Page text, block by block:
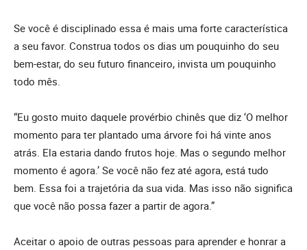
Se você é disciplinado essa é mais uma forte característica
a seu favor. Construa todos os dias um pouquinho do seu
bem-estar, do seu futuro financeiro, invista um pouquinho
todo mês.
“Eu gosto muito daquele provérbio chinês que diz ‘O melhor
momento para ter plantado uma árvore foi há vinte anos
atrás. Ela estaria dando frutos hoje. Mas o segundo melhor
momento é agora.’ Se você não fez até agora, está tudo
bem. Essa foi a trajetória da sua vida. Mas isso não significa
que você não possa fazer a partir de agora.”
Aceitar o apoio de outras pessoas para aprender e honrar a